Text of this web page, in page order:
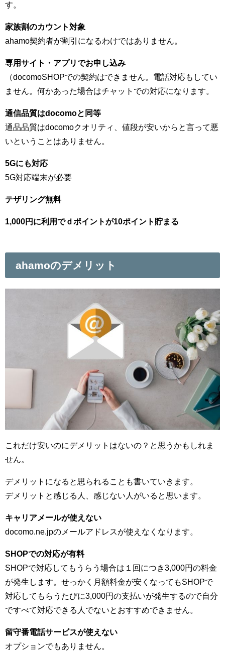
す。
家族割のカウント対象
ahamo契約者が割引になるわけではありません。
専用サイト・アプリでお申し込み
（docomoSHOPでの契約はできません。電話対応もしてい
ません。何かあった場合はチャットでの対応になります。
通信品質はdocomoと同等
通品品質はdocomoクオリティ、値段が安いからと言って悪
いということはありません。
5Gにも対応
5G対応端末が必要
テザリング無料
1,000円に利用でｄポイントが10ポイント貯まる
ahamoのデメリット
これだけ安いのにデメリットはないの？と思うかもしれま
せん。
デメリットになると思られることも書いていきます。
デメリットと感じる人、感じない人がいると思います。
キャリアメールが使えない
docomo.ne.jpのメールアドレスが使えなくなります。
SHOPでの対応が有料
SHOPで対応してもうらう場合は１回につき3,000円の料金
が発生します。せっかく月額料金が安くなってもSHOPで
対応してもらうたびに3,000円の支払いが発生するので自分
ですべて対応できる人でないとおすすめできません。
留守番電話サービスが使えない
オプションでもありません。